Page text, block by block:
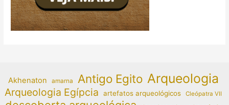
Akhenaton amarna Antigo Egito Arqueologia
Arqueologia Egípcia artefatos arqueológicos Cleópatra VII